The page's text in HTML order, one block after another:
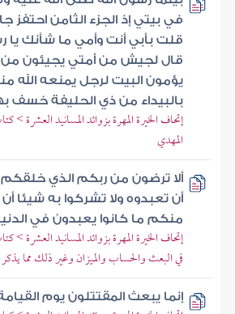
في بيتي إذ الجزء الثامن
قلت بأبي أنت وأمي ما شأنك يا
قال لجيش من أمتي يجيئون
يؤمون البيت لرجل يمنعه الله
بالبيداء من ذي الحليفة خسف
إتحاف الخيرة المهرة بزوائد المسانيد العشرة
المهدي
ألا ترضون من ربكم الذي
أن تعبدوه ولا تشركوا به شيئا
منكم ما كانوا يعبدون في
إتحاف الخيرة المهرة بزوائد المسانيد العشرة >
في البعث والحساب والميزان وغير ذلك مما يذكر
إنما يبعث المقتتلون يوم